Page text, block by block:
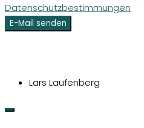
Datenschutzbestimmungen
E-Mail senden
Lars Laufenberg